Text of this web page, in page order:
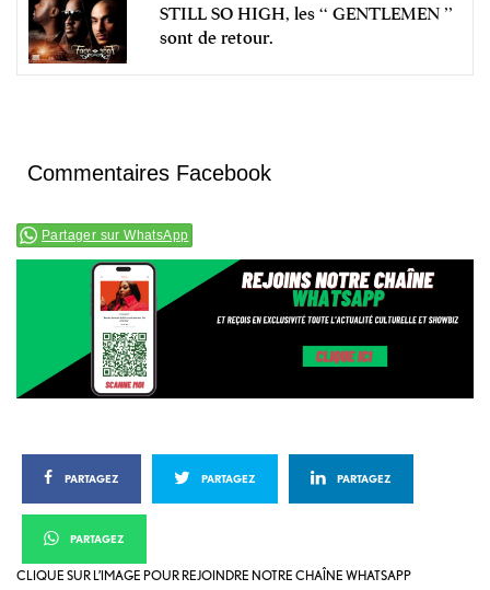
STILL SO HIGH, les ‘‘ GENTLEMEN ’’
sont de retour.
Commentaires Facebook
Partager sur WhatsApp
PARTAGEZ PARTAGEZ PARTAGEZ
PARTAGEZ
CLIQUE SUR L’IMAGE POUR REJOINDRE NOTRE CHAÎNE WHATSAPP